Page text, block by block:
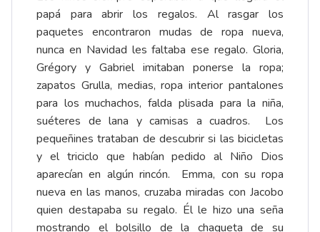
papá para abrir los regalos. Al rasgar los
paquetes encontraron mudas de ropa nueva,
nunca en Navidad les faltaba ese regalo. Gloria,
Grégory y Gabriel imitaban ponerse la ropa;
zapatos Grulla, medias, ropa interior pantalones
para los muchachos, falda plisada para la niña,
suéteres de lana y camisas a cuadros. Los
pequeñines trataban de descubrir si las bicicletas
y el triciclo que habían pedido al Niño Dios
aparecían en algún rincón. Emma, con su ropa
nueva en las manos, cruzaba miradas con Jacobo
quien destapaba su regalo. Él le hizo una seña
mostrando el bolsillo de la chaqueta de su